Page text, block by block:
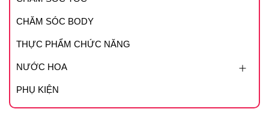
CHĂM SÓC BODY
THỰC PHẨM CHỨC NĂNG
NƯỚC HOA
PHỤ KIỆN